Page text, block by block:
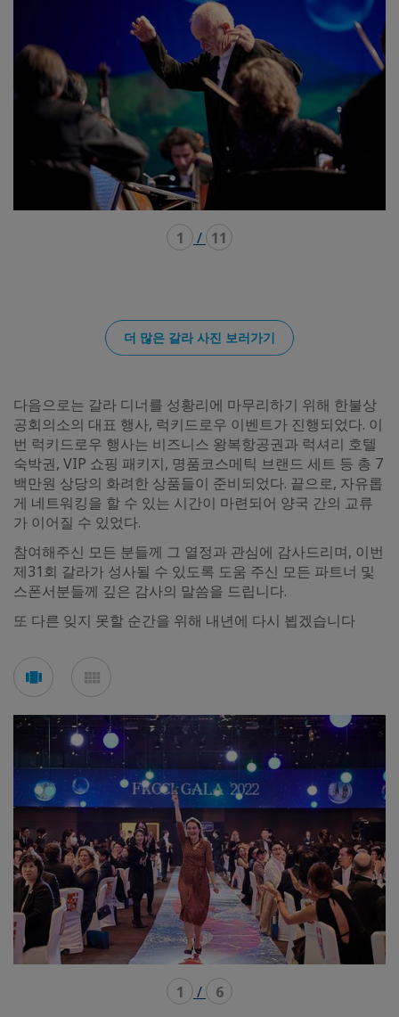
1 / 11
더 많은 갈라 사진 보러가기
다음으로는 갈라 디너를 성황리에 마무리하기 위해 한불상
공회의소의 대표 행사, 럭키드로우 이벤트가 진행되었다. 이
번 럭키드로우 행사는 비즈니스 왕복항공권과 럭셔리 호텔
숙박권, VIP 쇼핑 패키지, 명품코스메틱 브랜드 세트 등 총 7
백만원 상당의 화려한 상품들이 준비되었다. 끝으로, 자유롭
게 네트워킹을 할 수 있는 시간이 마련되어 양국 간의 교류
가 이어질 수 있었다.
참여해주신 모든 분들께 그 열정과 관심에 감사드리며, 이번
제31회 갈라가 성사될 수 있도록 도움 주신 모든 파트너 및
스폰서분들께 깊은 감사의 말씀을 드립니다.
또 다른 잊지 못할 순간을 위해 내년에 다시 뵙겠습니다
See
carouselmosaic
1 / 6